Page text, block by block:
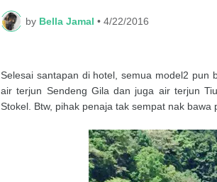
by Bella Jamal • 4/22/2016
Selesai santapan di hotel, semua model2 pun
air terjun Sendeng Gila dan juga air terjun
Stokel. Btw, pihak penaja tak sempat nak bawa